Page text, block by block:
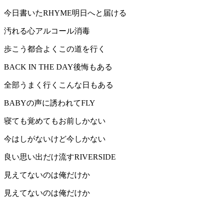
今日書いたRHYME明日へと届ける
汚れる心アルコール消毒
歩こう都合よくこの道を行く
BACK IN THE DAY後悔もある
全部うまく行くこんな日もある
BABYの声に誘われてFLY
寝ても覚めてもお前しかない
今はしがないけど今しかない
良い思い出だけ流すRIVERSIDE
見えてないのは俺だけか
見えてないのは俺だけか